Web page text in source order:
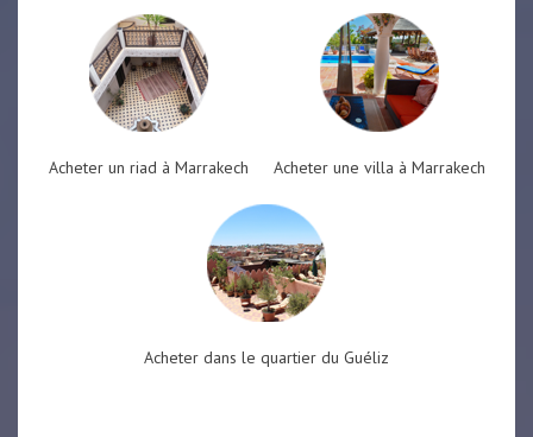
Acheter un riad à Marrakech Acheter une villa à Marrakech
Acheter dans le quartier du Guéliz